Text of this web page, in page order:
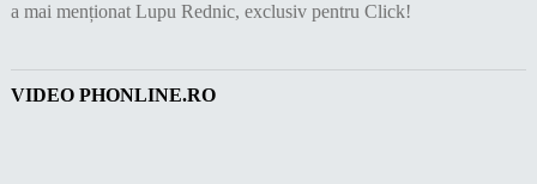
a mai menționat Lupu Rednic, exclusiv pentru Click!
VIDEO PHONLINE.RO